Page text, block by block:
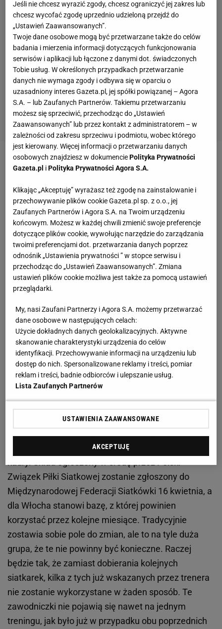
Lista 30 nazwisk to niemal cała baza zawodniczek,
do której dostęp ma w tym momencie Włoch w
Polsce - takich, które mają przeszłość w kadrze, albo
grają w tym momencie na takim poziomie, żeby w
ogóle zacząć myśleć o tym, by być w jego
reprezentacji. Niemal, bo kilka nazwisk mógłby do
tej listy jeszcze dopisać, ale raczej na siłę. Trudno
odnieść wrażenie, że brakuje na niej jakiejś siatkarki
która mogłaby odegrać ważną rolę w sezonie
olimpijskim.
Zobacz wideoGrupa Azoty Chemik Police w finale
TAURON Ligi. Marlena Kowalewska: Jestem dumna
z tego zespołu
Lavarini zdecydował, ale dopiero rozpocznie
selekcję. Oto baza polskich siatkarek na sezon
olimpijski
Spośród 30 zawodniczek Lavarini później wskaże
siatkarki, które przyjadą na pierwsze zgrupowanie
kadry. Skład ogłoszony w środę przez Polski
Związek Piłki Siatkowej zostanie zgłoszony do
Międzynarodowej Federacji Siatkówki 16 kwietnia, a
dla Włocha stanowi bazę, z której powinien
korzystać przez kolejne miesiące. Tradycyjnie
zostawia sobie pole do zmian, ale to na tyle duża
grupa, że te nie powinny być konieczne. Raczej
będzie tak, że zamiast dobierania kolejnych
siatkarek, kilka z tych już wskazanych przez trenera
nie zostanie wykorzystane w żaden sposób. Te
zawodniczki nie pojawią się nawet na jednym
treningu, jak było już w przypadku obu poprzednich
Jeśli nie chcesz wyrazić zgody, chcesz ograniczyć jej zakres lub
chcesz wycofać zgodę uprzednio udzieloną przejdź do
„Ustawień Zaawansowanych”.
Twoje dane osobowe mogą być przetwarzane także do celów
badania i mierzenia informacji dotyczących funkcjonowania
serwisów i aplikacji lub łączone z danymi dot. świadczonych
Tobie usług. W określonych przypadkach przetwarzanie
danych nie wymaga zgody i odbywa się w oparciu o
uzasadniony interes Gazeta.pl, jej spółki powiązanej – Agora
S.A. – lub Zaufanych Partnerów. Takiemu przetwarzaniu
możesz się sprzeciwić, przechodząc do „Ustawień
Zaawansowanych” lub przez kontakt z administratorem – w
zależności od zakresu sprzeciwu i podmiotu, wobec którego
jest kierowany. Więcej informacji o przetwarzaniu danych
osobowych znajdziesz w dokumenciePolityka Prywatności
Gazeta.pl iPolityka Prywatności Agora S.A.
Klikając „Akceptuję” wyrażasz też zgodę na zainstalowanie i
przechowywanie plików cookie Gazeta.pl sp. z o.o., jej
Zaufanych Partnerów i Agora S.A. na Twoim urządzeniu
końcowym. Możesz w każdej chwili zmienić swoje preferencje
dotyczące plików cookie, wywołując narzędzie do zarządzania
twoimi preferencjami dot. przetwarzania danych poprzez
odnośnik „Ustawienia prywatności ” w stopce serwisu i
przechodząc do „Ustawień Zaawansowanych”. Zmiana
ustawień plików cookie możliwa jest także za pomocą ustawień
przeglądarki.
My, nasi Zaufani Partnerzy i Agora S.A. możemy przetwarzać
dane osobowe w następujących celach:
Użycie dokładnych danych geolokalizacyjnych. Aktywne
skanowanie charakterystyki urządzenia do celów
identyfikacji. Przechowywanie informacji na urządzeniu lub
dostęp do nich. Spersonalizowane reklamy i treści, pomiar
reklam i treści, badnie odbiorców i ulepszanie usług.
Lista Zaufanych Partnerów
USTAWIENIA ZAAWANSOWANE
AKCEPTUJĘ